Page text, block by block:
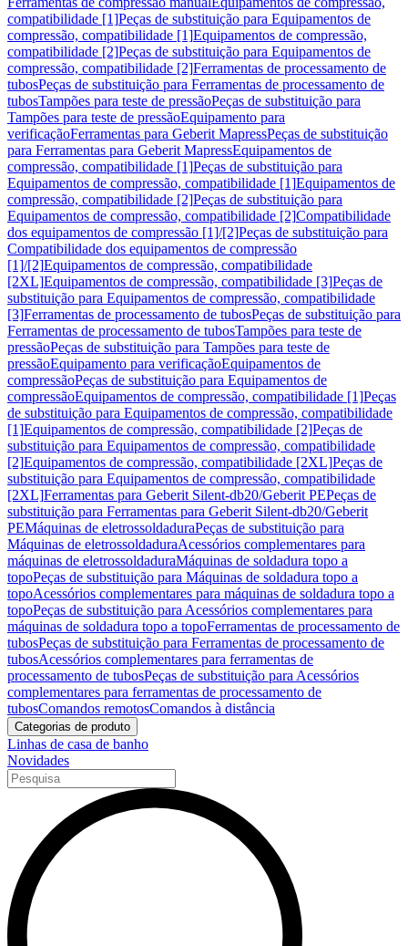
compatibilidade [1]Peças de substituição para Equipamentos de
compressão, compatibilidade [1]Equipamentos de compressão,
compatibilidade [2]Peças de substituição para Equipamentos de
compressão, compatibilidade [2]Ferramentas de processamento de
tubosPeças de substituição para Ferramentas de processamento de
tubosTampões para teste de pressãoPeças de substituição para
Tampões para teste de pressãoEquipamento para
verificaçãoFerramentas para Geberit MapressPeças de substituição
para Ferramentas para Geberit MapressEquipamentos de
compressão, compatibilidade [1]Peças de substituição para
Equipamentos de compressão, compatibilidade [1]Equipamentos de
compressão, compatibilidade [2]Peças de substituição para
Equipamentos de compressão, compatibilidade [2]Compatibilidade
dos equipamentos de compressão [1]/[2]Peças de substituição para
Compatibilidade dos equipamentos de compressão
[1]/[2]Equipamentos de compressão, compatibilidade
[2XL]Equipamentos de compressão, compatibilidade [3]Peças de
substituição para Equipamentos de compressão, compatibilidade
[3]Ferramentas de processamento de tubosPeças de substituição para
Ferramentas de processamento de tubosTampões para teste de
pressãoPeças de substituição para Tampões para teste de
pressãoEquipamento para verificaçãoEquipamentos de
compressãoPeças de substituição para Equipamentos de
compressãoEquipamentos de compressão, compatibilidade [1]Peças
de substituição para Equipamentos de compressão, compatibilidade
[1]Equipamentos de compressão, compatibilidade [2]Peças de
substituição para Equipamentos de compressão, compatibilidade
[2]Equipamentos de compressão, compatibilidade [2XL]Peças de
substituição para Equipamentos de compressão, compatibilidade
[2XL]Ferramentas para Geberit Silent-db20/Geberit PEPeças de
substituição para Ferramentas para Geberit Silent-db20/Geberit
PEMáquinas de eletrossoldaduraPeças de substituição para
Máquinas de eletrossoldaduraAcessórios complementares para
máquinas de eletrossoldaduraMáquinas de soldadura topo a
topoPeças de substituição para Máquinas de soldadura topo a
topoAcessórios complementares para máquinas de soldadura topo a
topoPeças de substituição para Acessórios complementares para
máquinas de soldadura topo a topoFerramentas de processamento de
tubosPeças de substituição para Ferramentas de processamento de
tubosAcessórios complementares para ferramentas de
processamento de tubosPeças de substituição para Acessórios
complementares para ferramentas de processamento de
tubosComandos remotosComandos à distância
Categorias de produto
Linhas de casa de banho
Novidades